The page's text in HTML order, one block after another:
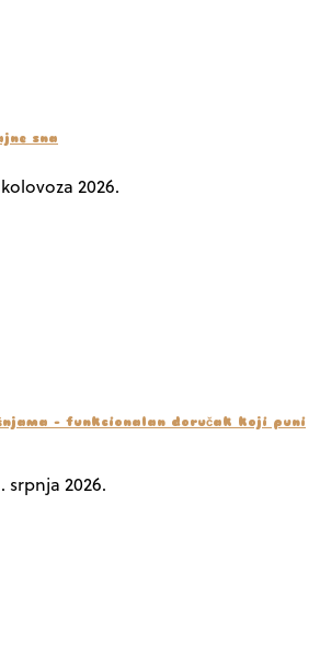
sna
kolovoza 2026.
– funkcionalan doručak koji puni
srpnja 2026.